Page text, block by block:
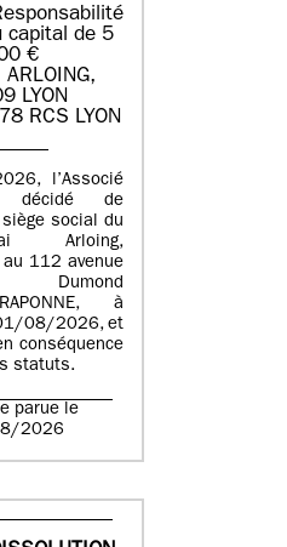
capital de 5
€
LYON
RCS LYON
l’Associé
décidé de
social du
Arloing,
au 112 avenue
à
08/2026, et
conséquence
statuts.
parue le
2026